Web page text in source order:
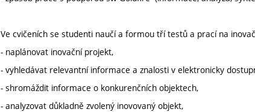
Ve cvičeních se studenti naučí a formou tří testů a prací na
- naplánovat inovační projekt,
- vyhledávat relevantní informace a znalosti v elektronicky
- shromáždit informace o konkurenčních objektech,
- analyzovat důkladně zvolený inovovaný objekt,